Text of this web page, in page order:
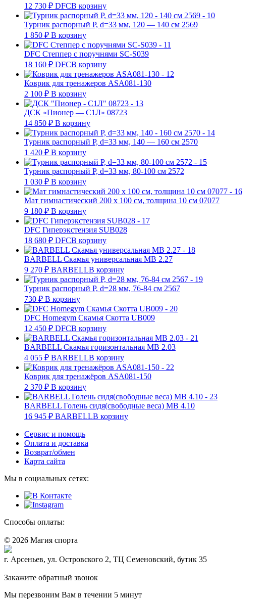
12 730 ₽ DFCВ корзину
Турник распорный Р, d=33 мм, 120 — 140 см 2569
1 850 ₽ В корзину
DFC Степпер с поручнями SC-S039
18 160 ₽ DFCВ корзину
Коврик для тренажеров ASA081-130
2 100 ₽ В корзину
ДСК «Пионер — С1Л» 08723
14 850 ₽ В корзину
Турник распорный Р, d=33 мм, 140 — 160 см 2570
1 420 ₽ В корзину
Турник распорный Р, d=33 мм, 80-100 см 2572
1 030 ₽ В корзину
Мат гимнастический 200 x 100 см, толщина 10 см 07077
9 180 ₽ В корзину
DFC Гиперэкстензия SUB028
18 680 ₽ DFCВ корзину
BARBELL Cкамья универсальная MB 2.27
9 270 ₽ BARBELLВ корзину
Турник распорный Р, d=28 мм, 76-84 см 2567
730 ₽ В корзину
DFC Homegym Скамья Скотта UB009
12 450 ₽ DFCВ корзину
BARBELL Скамья горизонтальная MB 2.03
4 055 ₽ BARBELLВ корзину
Коврик для тренажёров ASA081-150
2 370 ₽ В корзину
BARBELL Голень сидя(свободные веса) MB 4.10
16 945 ₽ BARBELLВ корзину
Сервис и помощь
Оплата и доставка
Возврат/обмен
Карта сайта
Мы в социальных сетях:
Способы оплаты:
© 2026 Магия спорта
г. Арсеньев, ул. Островского 2, ТЦ Семеновский, бутик 35
Закажите обратный звонок
Мы перезвоним Вам в течении 5 минут